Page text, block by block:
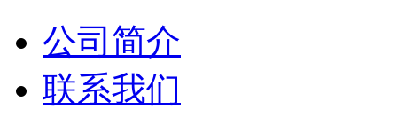
公司简介
联系我们